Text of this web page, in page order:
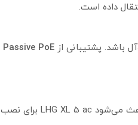
باشد. پشتیبانی ازPassive PoE
دستگاه را در برابر گردوغبار، رطوبت و شرایط سخت محیطی محافظت می‌کند. این ویژگی باعث می‌شود LHG XL 5 ac برای نصب